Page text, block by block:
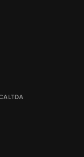
LTDA